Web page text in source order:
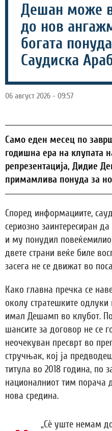
Дешан може
до нов
богата
Саудиска
06 август 2026 - 09:57
Само еден месец по
годишна ера на клупата
репрезентација, Дидие
примамлива понуда за
Според информациите,
сериозно заинтересиран
и му понудил
двете страни веќе биле
засега не се движат во
Како главна пречка се
околу стратешките
имал Дешамп во клубот.
шансите за договор не се
неочекуван пресврт во
стручњак, кој ја
титула во 2018 година, по
националниот тим порача
нова средина.
„Сè уште немам